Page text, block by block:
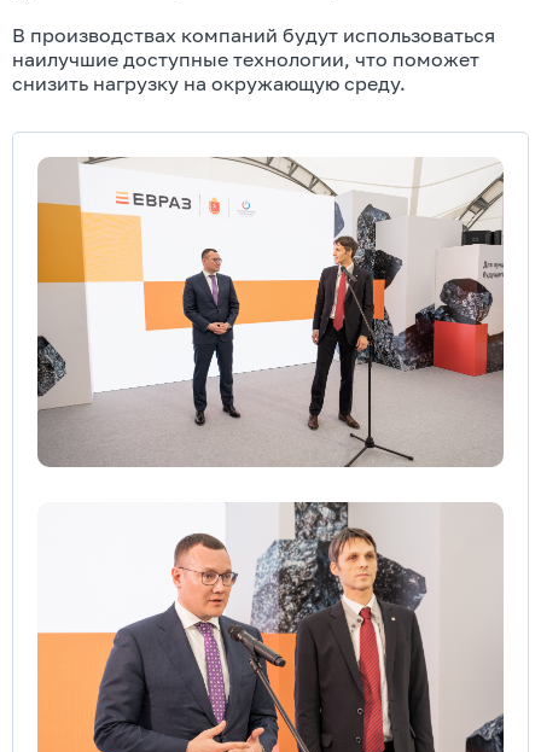
В производствах компаний будут использоваться
наилучшие доступные технологии, что поможет
снизить нагрузку на окружающую среду.